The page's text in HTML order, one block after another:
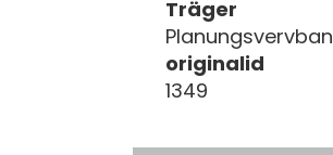
Träger
originalid
1349